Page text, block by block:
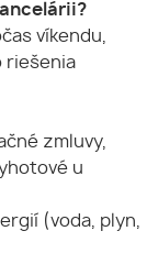
víkendu,
riešenia
zmluvy,
u
(voda, plyn,